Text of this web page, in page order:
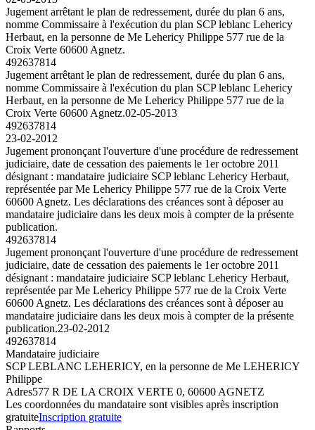
Jugement arrêtant le plan de redressement, durée du plan 6 ans,
nomme Commissaire à l'exécution du plan SCP leblanc Lehericy
Herbaut, en la personne de Me Lehericy Philippe 577 rue de la
Croix Verte 60600 Agnetz.
492637814
Jugement arrêtant le plan de redressement, durée du plan 6 ans,
nomme Commissaire à l'exécution du plan SCP leblanc Lehericy
Herbaut, en la personne de Me Lehericy Philippe 577 rue de la
Croix Verte 60600 Agnetz.02-05-2013
492637814
23-02-2012
Jugement prononçant l'ouverture d'une procédure de redressement
judiciaire, date de cessation des paiements le 1er octobre 2011
désignant : mandataire judiciaire SCP leblanc Lehericy Herbaut,
représentée par Me Lehericy Philippe 577 rue de la Croix Verte
60600 Agnetz. Les déclarations des créances sont à déposer au
mandataire judiciaire dans les deux mois à compter de la présente
publication.
492637814
Jugement prononçant l'ouverture d'une procédure de redressement
judiciaire, date de cessation des paiements le 1er octobre 2011
désignant : mandataire judiciaire SCP leblanc Lehericy Herbaut,
représentée par Me Lehericy Philippe 577 rue de la Croix Verte
60600 Agnetz. Les déclarations des créances sont à déposer au
mandataire judiciaire dans les deux mois à compter de la présente
publication.23-02-2012
492637814
Mandataire judiciaire
SCP LEBLANC LEHERICY, en la personne de Me LEHERICY
Philippe
Adres577 R DE LA CROIX VERTE 0, 60600 AGNETZ
Les coordonnées du mandataire sont visibles après inscription
gratuiteInscription gratuite